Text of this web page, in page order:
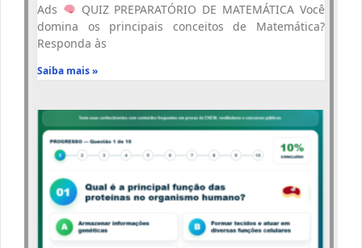
Ads
QUIZ PREPARATÓRIO DE MATEMÁTICA Você
domina os principais conceitos de Matemática?
Responda às
Saiba mais »